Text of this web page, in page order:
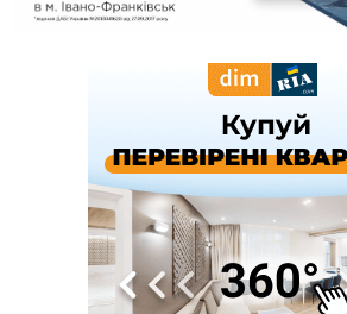
на аорті
У Богородчанах на "зебрі"
хлопчика з велосипедом
Загальна площа всіх книгарень
футбольних полів
На "зебрі" у Франківську два
Прикарпаття серед лідерів за
рекордсмен за зростанням цін на
Де безпечно купатися на
У Франківську дружина загиблого